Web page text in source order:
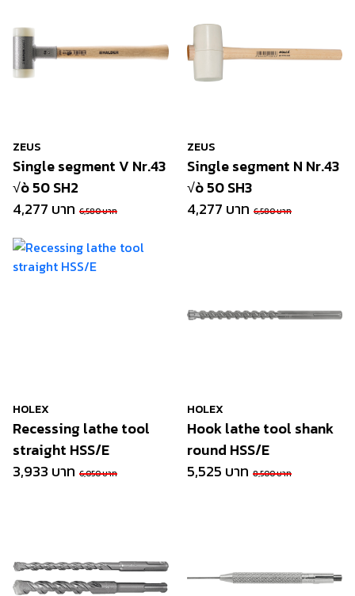
ZEUS
Single segment V Nr.43
√ò 50 SH2
4,277 บาท 6,580 บาท
ZEUS
Single segment N Nr.43
√ò 50 SH3
4,277 บาท 6,580 บาท
HOLEX
Recessing lathe tool
straight HSS/E
3,933 บาท 6,050 บาท
HOLEX
Hook lathe tool shank
round HSS/E
5,525 บาท 8,500 บาท